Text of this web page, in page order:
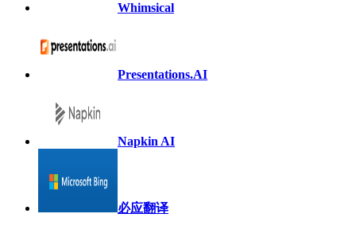
Whimsical
Presentations.AI
Napkin AI
必应翻译